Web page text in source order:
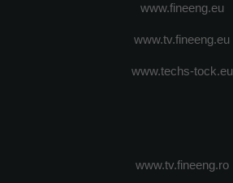
www.fineeng.eu
www.tv.fineeng.eu
www.techs-tock.eu
www.tv.fineeng.ro